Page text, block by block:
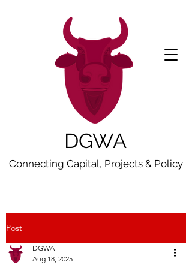
DGWA
Connecting Capital, Projects & Policy
Post
DGWA
Aug 18, 2025